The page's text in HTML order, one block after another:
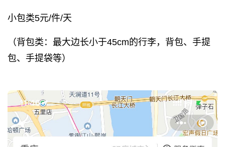
小包类5元/件/天
（背包类：最大边长小于45cm的行李，背包、手提
包、手提袋等）